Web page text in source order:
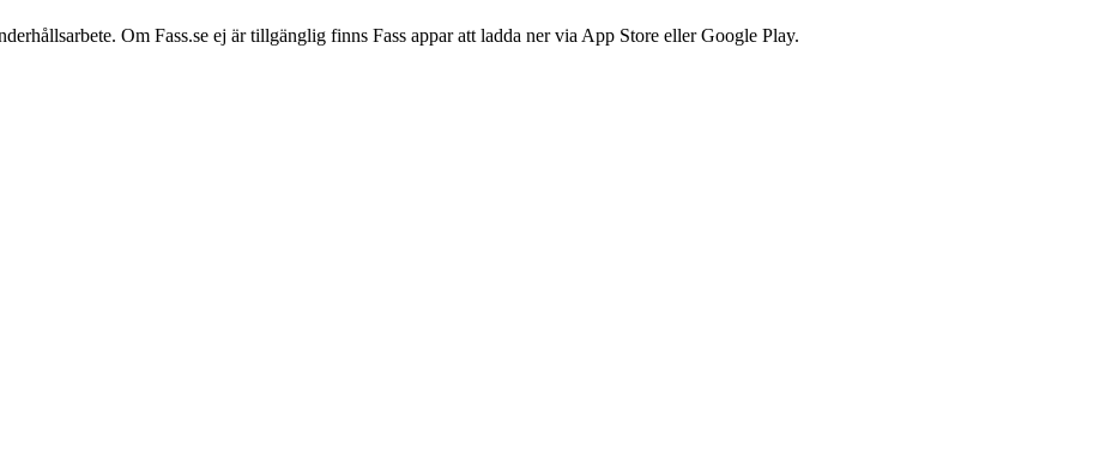
Om Fass.se ej är tillgänglig finns Fass appar att ladda ner via App Store eller Google Play.